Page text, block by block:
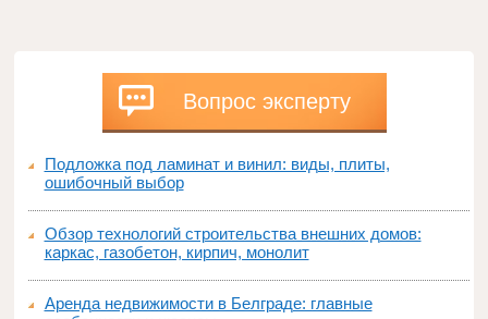
Вопрос эксперту
Подложка под ламинат и винил: виды, плиты,
ошибочный выбор
Обзор технологий строительства внешних домов:
каркас, газобетон, кирпич, монолит
Аренда недвижимости в Белграде: главные